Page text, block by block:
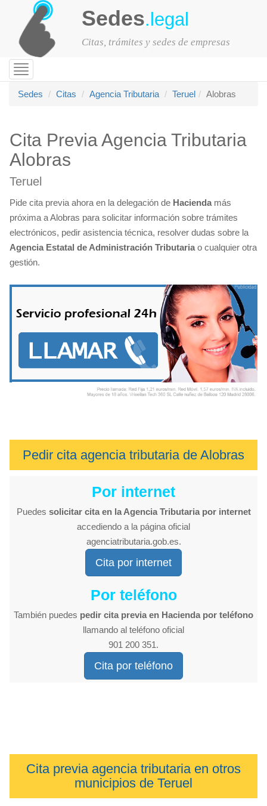
Sedes.legal
Citas, trámites y sedes de empresas
Toggle
navigation
Sedes
Citas Agencia Tributaria Teruel Alobras
Cita Previa Agencia Tributaria
Alobras
Teruel
Pide cita previa ahora en la delegación de Hacienda más
próxima a Alobras para solicitar información sobre trámites
electrónicos, pedir asistencia técnica, resolver dudas sobre la
Agencia Estatal de Administración Tributaria o cualquier otra
gestión.
Pedir cita agencia tributaria de Alobras
Por internet
Puedes solicitar cita en la Agencia Tributaria por internet
accediendo a la página oficial
agenciatributaria.gob.es.
Cita por internet
Por teléfono
También puedes pedir cita previa en Hacienda por teléfono
llamando al teléfono oficial
901 200 351.
Cita por teléfono
Cita previa agencia tributaria en otros
municipios de Teruel